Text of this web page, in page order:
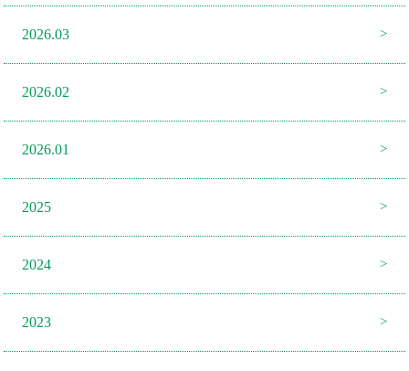
2026.03
2026.02
2026.01
2025
2024
2023